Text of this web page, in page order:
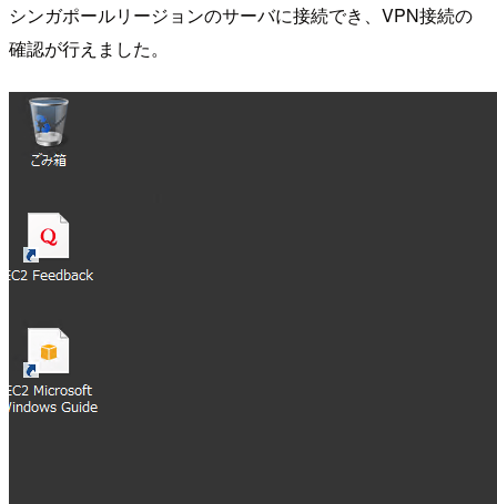
シンガポールリージョンのサーバに接続でき、VPN接続の
確認が行えました。